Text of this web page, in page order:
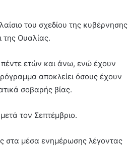
του σχεδίου της κυβέρνησης
της Ουαλίας.
πέντε ετών και άνω, ενώ έχουν
αποκλείει όσους έχουν
σοβαρής βίας.
τον Σεπτέμβριο.
στα μέσα ενημέρωσης λέγοντας